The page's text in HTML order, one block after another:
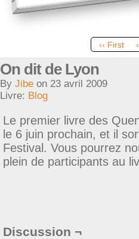
‹‹ First
On dit de Lyon
By Jibe on 23 avril 2009
Livre: Blog
Le premier livre des
le 6 juin prochain, et il
Festival. Vous pourrez
plein de participants au
Discussion ¬